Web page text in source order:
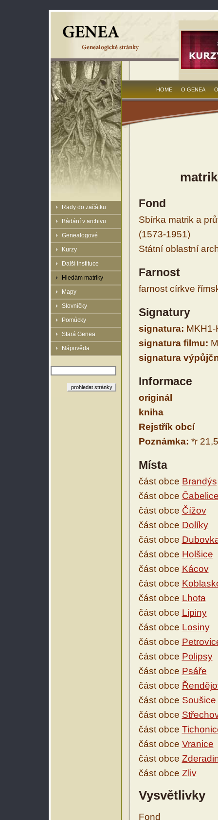
Rady do začátku
Bádání v archivu
Genealogové
Kurzy
Další instituce
Hledám matriky
Mapy
Slovníčky
Pomůcky
Stará Genea
Nápověda
HOME O GENEA
Fond
Sbírka matrik a
(1573-1951)
Státní oblastní
Farnost
farnost církve
Signatury
signatura: MKH1-
signatura filmu:
signatura
Informace
originál
kniha
Rejstřík obcí
Poznámka: *r
Místa
část obce Brandýs
část obce
část obce Čížov
část obce Dolíky
část obce
část obce Holšice
část obce Kácov
část obce
část obce Lhota
část obce Lipiny
část obce Losiny
část obce
část obce Polipsy
část obce Psáře
část obce
část obce Soušice
část obce
část obce
část obce Vranice
část obce
část obce Zliv
Vysvětlivky
Fond